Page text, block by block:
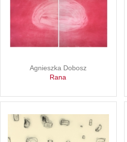
Agnieszka Dobosz
Rana